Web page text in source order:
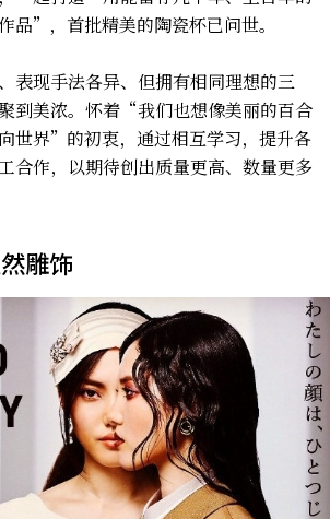
品”，首批精美的陶瓷杯已问世。
表现手法各异、但拥有相同理想的三
到美浓。怀着“我们也想像美丽的百合
世界”的初衷，通过相互学习，提升各
合作，以期待创出质量更高、数量更多
雕饰